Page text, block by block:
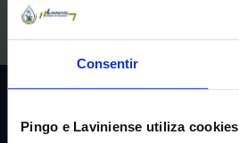
Consentir
Pingo e Laviniense utiliza cookies